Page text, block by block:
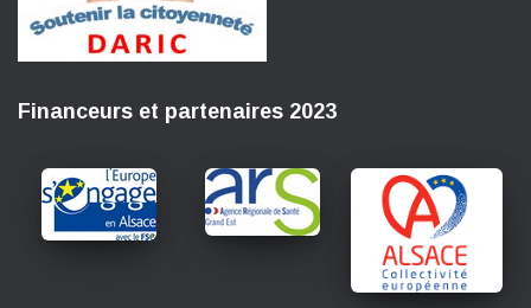
Financeurs et partenaires 2023